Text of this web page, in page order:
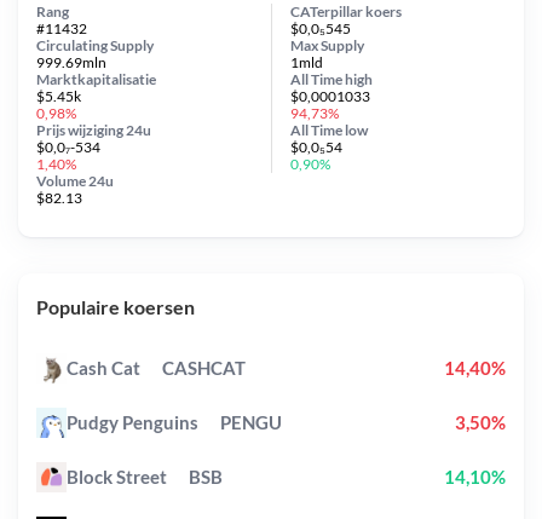
CATerpillar koers
$0,0₅545
Circulating Supply
999.69mln
Prijs wijziging 24u
$0,0₇-534
1,40%
Max Supply
1mld
Marktkapitalisatie
$5.45k
0,98%
Volume 24u
$82.13
Rang
#11432
All Timehigh
$0,0001033
94,73%
All Time low
$0,0₅54
0,90%
Populaire koersen
Cash Cat CASHCAT 14,40%
Pudgy Penguins PENGU 3,50%
Block Street BSB 14,10%